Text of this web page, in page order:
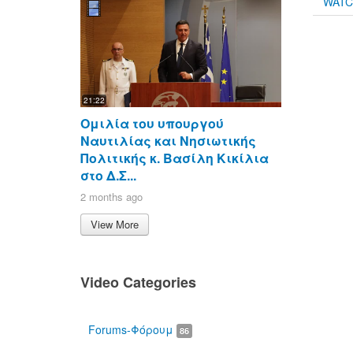
21:22
Ομιλία του υπουργού
Ναυτιλίας και Νησιωτικής
Πολιτικής κ. Βασίλη Κικίλια
στο Δ.Σ...
2 months ago
View More
Video Categories
Forums-Φόρουμ 86